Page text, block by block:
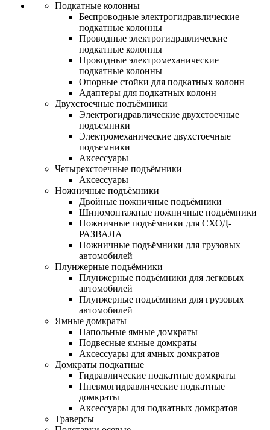
Подкатные колонны
Беспроводные электрогидравлические
подкатные колонны
Проводные электрогидравлические
подкатные колонны
Проводные электромеханические
подкатные колонны
Опорные стойки для подкатных колонн
Адаптеры для подкатных колонн
Двухстоечные подъёмники
Электрогидравлические двухстоечные
подъемники
Электромеханические двухстоечные
подъемники
Аксессуары
Четырехстоечные подъёмники
Аксессуары
Ножничные подъёмники
Двойные ножничные подъёмники
Шиномонтажные ножничные подъёмники
Ножничные подъёмники для СХОД-
РАЗВАЛА
Ножничные подъёмники для грузовых
автомобилей
Плунжерные подъёмники
Плунжерные подъёмники для легковых
автомобилей
Плунжерные подъёмники для грузовых
автомобилей
Ямные домкраты
Напольные ямные домкраты
Подвесные ямные домкраты
Аксессуары для ямных домкратов
Домкраты подкатные
Гидравлические подкатные домкраты
Пневмогидравлические подкатные
домкраты
Аксессуары для подкатных домкратов
Траверсы